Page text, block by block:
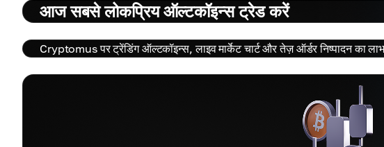
आज सबसे लोकप्रिय ऑल्टकॉइन्स ट्रेड करें
Cryptomus पर ट्रेंडिंग ऑल्टकॉइन्स, लाइव मार्केट चार्ट और तेज़ ऑर्डर निष्पादन का